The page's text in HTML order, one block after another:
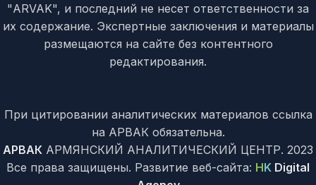
"ARVAK", и последний не несет ответственности за
их содержание. Экспертные заключения и материалы
размещаются на сайте без контентного
редактирования.
При цитировании аналитических материалов ссылка
на АРВАК обязательна.
АРВАК АРМЯНСКИЙ АНАЛИТИЧЕСКИЙ ЦЕНТР. 2023
Все права защищены. Развитие веб-сайта: HK Digital